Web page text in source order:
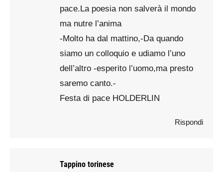
pace.La poesia non salverà il mondo
ma nutre l’anima
-Molto ha dal mattino,-Da quando
siamo un colloquio e udiamo l’uno
dell’altro -esperito l’uomo,ma presto
saremo canto.-
Festa di pace HOLDERLIN
Rispondi
Tappino torinese